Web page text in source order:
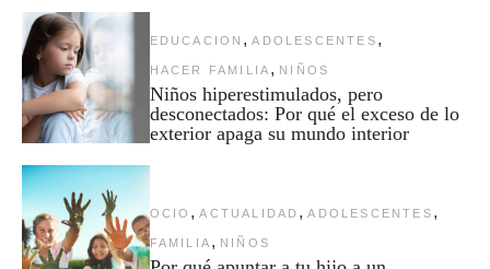
EDUCACION , ADOLESCENTES ,
HACER FAMILIA , NIÑOS
Niños hiperestimulados, pero
desconectados: Por qué el exceso de lo
exterior apaga su mundo interior
OCIO , ACTUALIDAD , ADOLESCENTES ,
FAMILIA , NIÑOS